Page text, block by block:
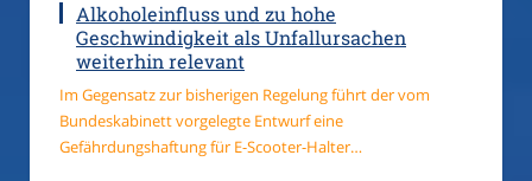
Alkoholeinfluss und zu hohe
Geschwindigkeit als Unfallursachen
weiterhin relevant
Im Gegensatz zur bisherigen Regelung führt der vom
Bundeskabinett vorgelegte Entwurf eine
Gefährdungshaftung für E-Scooter-Halter…